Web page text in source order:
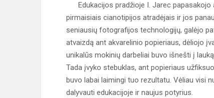
Edukacijos pradžioje I. Jarec papasakojo
pirmaisiais cianotipijos atradėjais ir jos
seniausių fotografijos technologijų, galėjo
atvaizdą ant akvarelinio popieriaus, dėliojo
unikalūs mokinių darbeliai buvo išnešti į
Tada įvyko stebuklas, ant popieriaus
buvo labai laimingi tuo rezultatu. Vėliau
dalyvauti edukacijoje ir naujus potyrius.